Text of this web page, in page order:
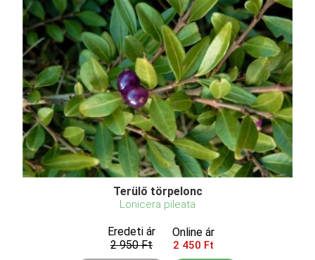
Terülő törpelonc
Lonicera pileata
Eredeti ár
2 950 Ft
Online ár
2 450 Ft